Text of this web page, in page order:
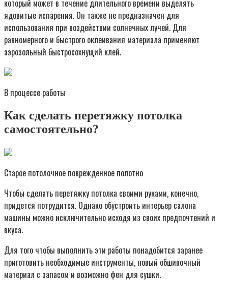
который может в течение длительного времени выделять
ядовитые испарения. Он также не предназначен для
использования при воздействии солнечных лучей. Для
равномерного и быстрого оклеивания материала применяют
аэрозольный быстросохнущий клей.
В процессе работы
Как сделать перетяжку потолка
самостоятельно?
Старое потолочное поврежденное полотно
Чтобы сделать перетяжку потолка своими руками, конечно,
придется потрудится. Однако обустроить интерьер салона
машины можно исключительно исходя из своих предпочтений и
вкуса.
Для того чтобы выполнить эти работы понадобится заранее
приготовить необходимые инструменты, новый обшивочный
материал с запасом и возможно фен для сушки.